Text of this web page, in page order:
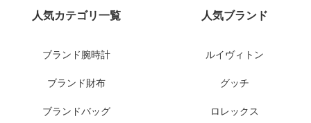
人気カテゴリ一覧
ブランド腕時計
ブランド財布
ブランドバッグ
人気ブランド
ルイヴィトン
グッチ
ロレックス